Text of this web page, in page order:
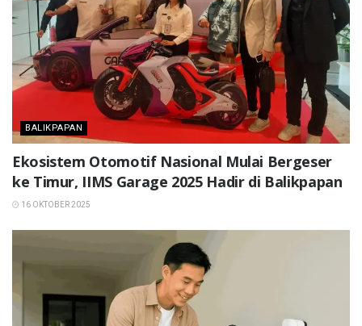
BALIKPAPAN
Ekosistem Otomotif Nasional Mulai Bergeser
ke Timur, IIMS Garage 2025 Hadir di Balikpapan
16 OKTOBER 2025